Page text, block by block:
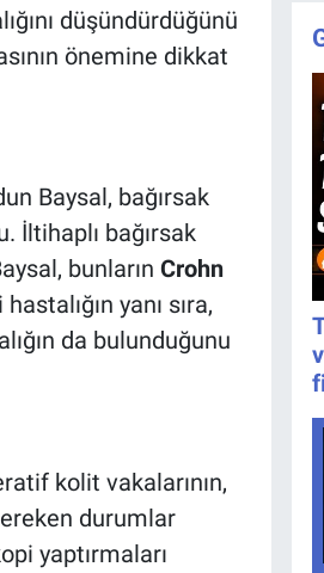
düşündürdüğünü
önemine dikkat
Baysal, bağırsak
İltihaplı bağırsak
bunların Crohn
yanı sıra,
da bulunduğunu
kolit vakalarının,
durumlar
yaptırmaları